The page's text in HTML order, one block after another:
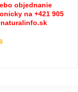
objednanie
na +421 905